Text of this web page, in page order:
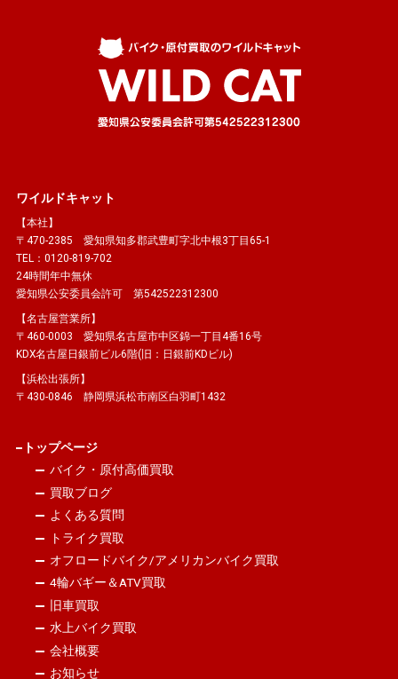
ワイルドキャット
【本社】
〒470-2385 愛知県知多郡武豊町字北中根3丁目65-1
TEL：0120-819-702
24時間年中無休
愛知県公安委員会許可 第542522312300
【名古屋営業所】
〒460-0003 愛知県名古屋市中区錦一丁目4番16号
KDX名古屋日銀前ビル6階(旧：日銀前KDビル)
【浜松出張所】
〒430-0846 静岡県浜松市南区白羽町1432
トップページ
バイク・原付高価買取
買取ブログ
よくある質問
トライク買取
オフロードバイク/アメリカンバイク買取
4輪バギー＆ATV買取
旧車買取
水上バイク買取
会社概要
お知らせ